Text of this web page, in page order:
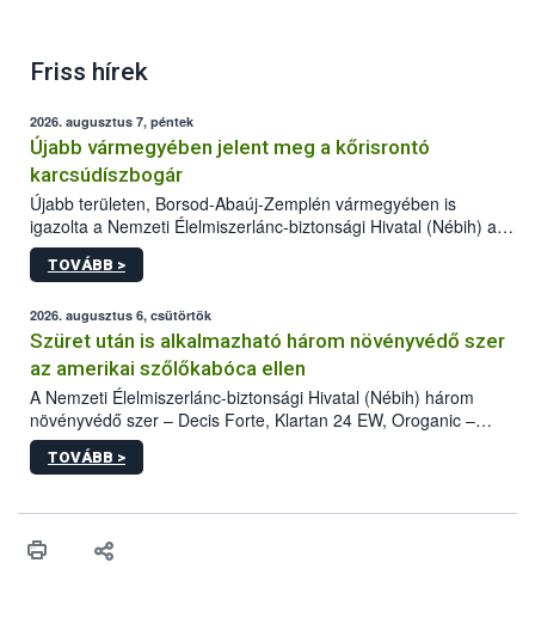
Friss hírek
2026. augusztus 7, péntek
Újabb vármegyében jelent meg a kőrisrontó
karcsúdíszbogár
Újabb területen, Borsod-Abaúj-Zemplén vármegyében is
igazolta a Nemzeti Élelmiszerlánc-biztonsági Hivatal (Nébih) a
kőrisrontó karcsúdíszbogár (Agrilus planipennis) jelenlétét. A
kártevőt nem csak színcsapdában találták meg, de már fertőzött
az intenzív felderítést, emellett az intézkedéseket a szlovák
hatósággal is összehangolják a terjedés megállítása érdekében.
TOVÁBB >
2026. augusztus 6, csütörtök
Szüret után is alkalmazható három növényvédő szer
az amerikai szőlőkabóca ellen
A Nemzeti Élelmiszerlánc-biztonsági Hivatal (Nébih) három
növényvédő szer – Decis Forte, Klartan 24 EW, Oroganic –
engedélyokiratát módosította, így azok a szüretet követően,
egészen a vesszőérettség (BBCH 91) stádiumáig
érésű szőlőkben is legyen lehetőség a károsító elleni további
felhasználók számára is elérhető és ökológiai termesztésben is
TOVÁBB >